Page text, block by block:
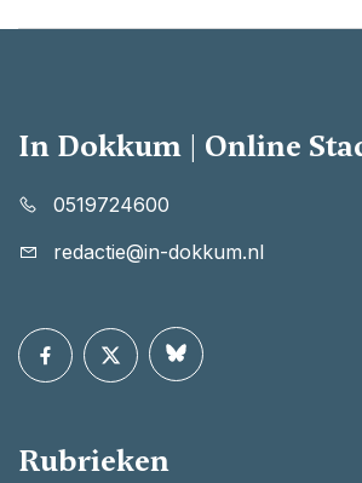
In Dokkum | Online
0519724600
redactie@in-dokkum.nl
Rubrieken